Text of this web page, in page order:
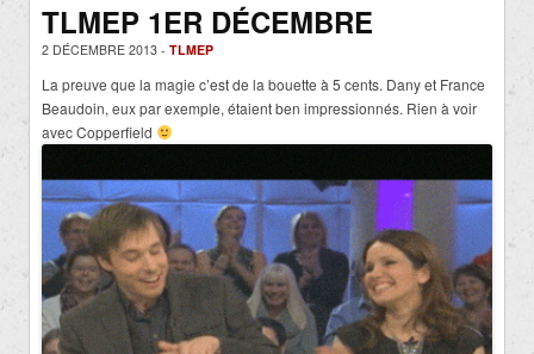
TLMEP 1ER DÉCEMBRE
2 DÉCEMBRE 2013 - TLMEP
La preuve que la magie c’est de la bouette à 5 cents. Dany et France
Beaudoin, eux par exemple, étaient ben impressionnés. Rien à voir
avec Copperfield